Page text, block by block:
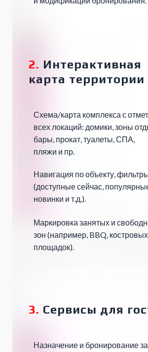
3. Сервисы для
2. Интерактивная
карта территории
Назначение и бронирование
Маркировка занятых и
зон (например, BBQ, костровых
площадок).
Навигация по объекту,
(доступные сейчас,
новинки и т.д.).
Схема/карта комплекса с
всех локаций: домики, зоны
бары, прокат, туалеты, СПА,
пляжи и пр.